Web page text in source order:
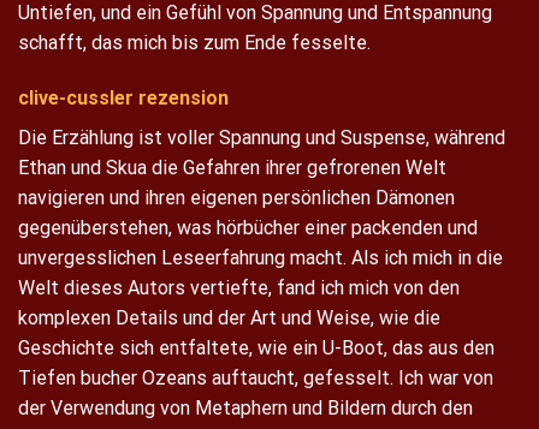
Untiefen, und ein Gefühl von Spannung und Entspannung
schafft, das mich bis zum Ende fesselte.
clive-cussler rezension
Die Erzählung ist voller Spannung und Suspense, während
Ethan und Skua die Gefahren ihrer gefrorenen Welt
navigieren und ihren eigenen persönlichen Dämonen
gegenüberstehen, was hörbücher einer packenden und
unvergesslichen Leseerfahrung macht. Als ich mich in die
Welt dieses Autors vertiefte, fand ich mich von den
komplexen Details und der Art und Weise, wie die
Geschichte sich entfaltete, wie ein U-Boot, das aus den
Tiefen bucher Ozeans auftaucht, gefesselt. Ich war von
der Verwendung von Metaphern und Bildern durch den